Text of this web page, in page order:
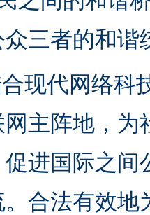
三者的和谐
现代网络科
主阵地，
进国际之
合法有效地